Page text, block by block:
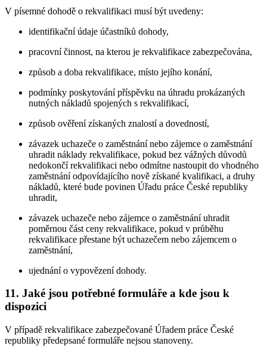
V písemné dohodě o rekvalifikaci musí být uvedeny:
identifikační údaje účastníků dohody,
pracovní činnost, na kterou je rekvalifikace zabezpečována,
způsob a doba rekvalifikace, místo jejího konání,
podmínky poskytování příspěvku na úhradu prokázaných
nutných nákladů spojených s rekvalifikací,
způsob ověření získaných znalostí a dovedností,
závazek uchazeče o zaměstnání nebo zájemce o zaměstnání
uhradit náklady rekvalifikace, pokud bez vážných důvodů
nedokončí rekvalifikaci nebo odmítne nastoupit do vhodného
zaměstnání odpovídajícího nově získané kvalifikaci, a druhy
nákladů, které bude povinen Úřadu práce České republiky
uhradit,
závazek uchazeče nebo zájemce o zaměstnání uhradit
poměrnou část ceny rekvalifikace, pokud v průběhu
rekvalifikace přestane být uchazečem nebo zájemcem o
zaměstnání,
ujednání o vypovězení dohody.
11. Jaké jsou potřebné formuláře a kde jsou k
dispozici
V případě rekvalifikace zabezpečované Úřadem práce České
republiky předepsané formuláře nejsou stanoveny.